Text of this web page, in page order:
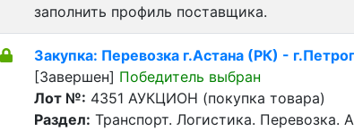
заполнить профиль поставщика.
Закупка: Перевозка г.Астана (РК) -
[Завершен] Победитель выбран
Лот №: 4351 АУКЦИОН (покупка товара)
Раздел: Транспорт. Логистика. Перевозка.